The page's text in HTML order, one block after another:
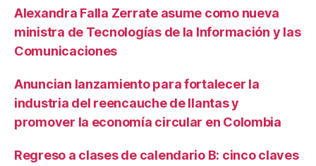
Alexandra Falla Zerrate asume como nueva
ministra de Tecnologías de la Información y las
Comunicaciones
Anuncian lanzamiento para fortalecer la
industria del reencauche de llantas y
promover la economía circular en Colombia
Regreso a clases de calendario B: cinco claves